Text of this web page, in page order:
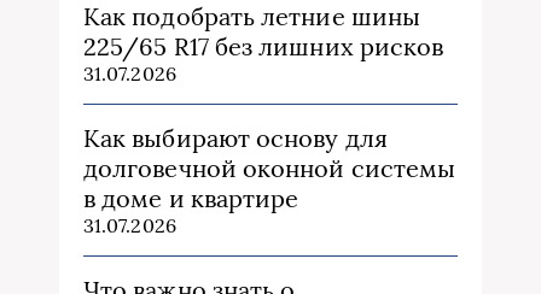
Как подобрать летние шины
225/65 R17 без лишних рисков
31.07.2026
Как выбирают основу для
долговечной оконной системы
в доме и квартире
31.07.2026